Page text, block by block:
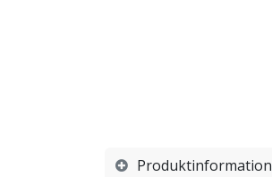
Produktinformation